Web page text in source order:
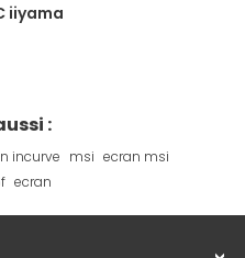
iiyama
:
incurve msi ecran msi
ecran